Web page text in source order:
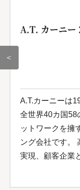
＜
A.T. カーニー
A.T.カーニーは
全世界40カ国58
ットワークを擁
ング会社です。
実現、顧客企業